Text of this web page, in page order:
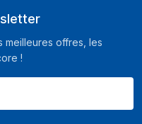
meilleures offres, les
!